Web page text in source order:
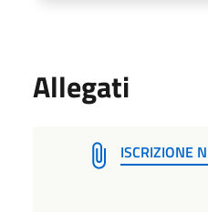
Allegati
ISCRIZIONE